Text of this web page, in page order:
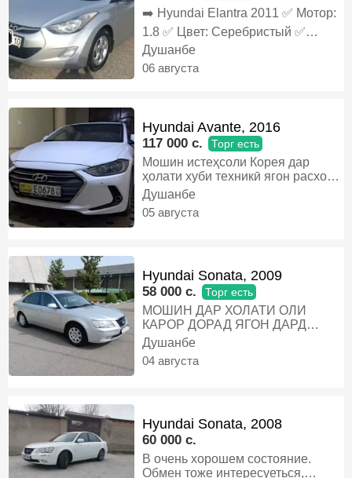
➡️ Hyundai Elantra 2011 ✅️ Мотор:
1.8 ✅️ Цвет: Серебристый ✅️
Кондиционер: Ях ❄️ ✅️ Коробка:
Автомат ✅️ Электропакет ✅️
ХУҶҶАТО СОЛОНА ‼️, Газ-бензин,
Автомат, Седан
Душанбе
06 августа
Hyundai Avante, 2016
117 000 c. Торг есть
Мошин истеҳсоли Корея дар
ҳолати хуби техникӣ ягон расход
надорад камтар савдо мешавад,
Бензин, Автомат, Седан
Душанбе
05 августа
Hyundai Sonata, 2009
58 000 c. Торг есть
МОШИН ДАР ХОЛАТИ ОЛИ
КАРОР ДОРАД ЯГОН ДАРД
НАДОРАД. БЕНЗИНИ ХОЛИ 10
ЛИТР БЕНЗИН КАТИ 135 КМ
МЕГАРДАД ИЛТИМОС БЕ ХУДА
Душанбе
04 августа
Hyundai Sonata, 2008
60 000 c.
В очень хорошем состояние.
Обмен тоже интересуеться,